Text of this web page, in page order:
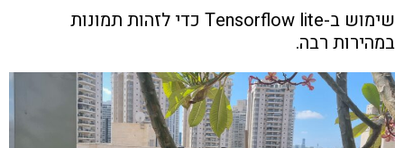
שימוש ב-Tensorflow lite כדי לזהות תמונות
במהירות רבה.